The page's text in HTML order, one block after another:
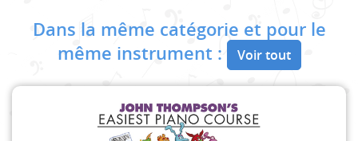
Dans la même catégorie et pour le
même instrument :
Voir tout